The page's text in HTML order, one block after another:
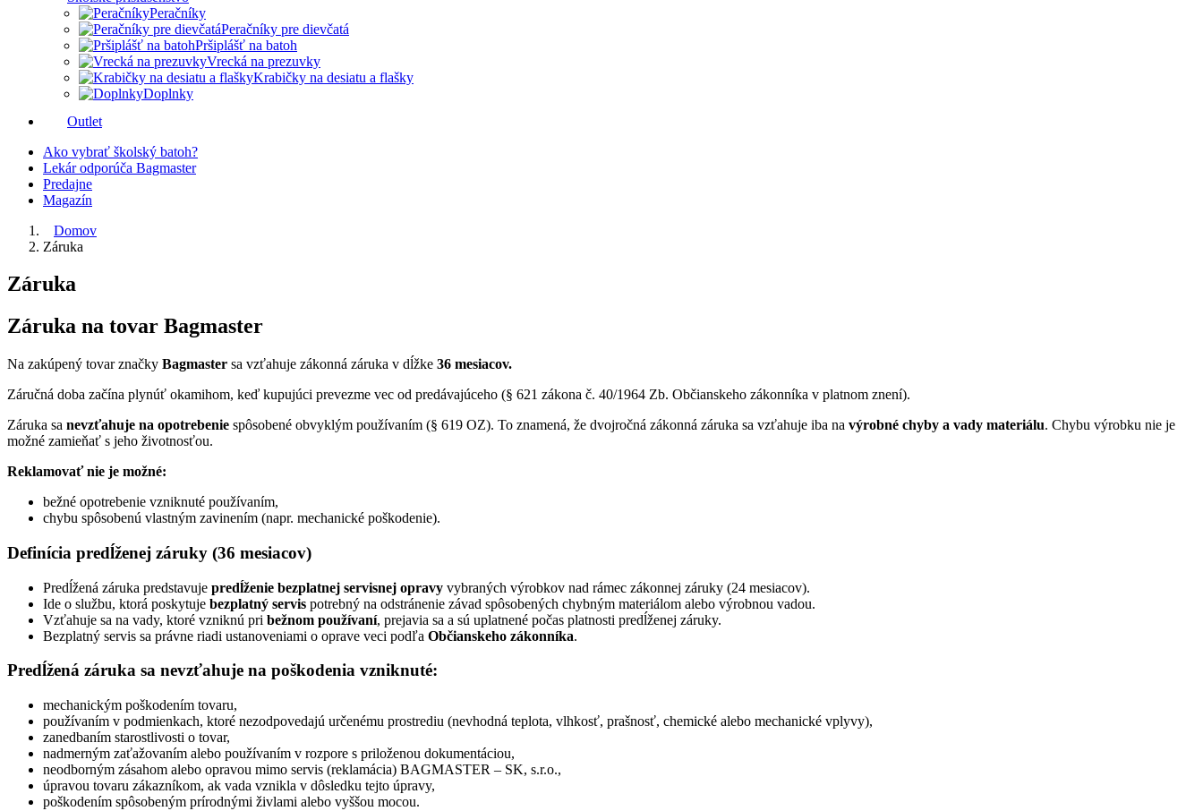
Peračníky
Peračníky pre dievčatá
Pršiplášť na batoh
Vrecká na prezuvky
Krabičky na desiatu a flašky
Doplnky
Outlet
Ako vybrať školský batoh?
Lekár odporúča Bagmaster
Predajne
Magazín
Domov
Záruka
Záruka
Záruka na tovar Bagmaster
Na zakúpený tovar značky Bagmaster sa vzťahuje zákonná záruka v dĺžke 36 mesiacov.
Záručná doba začína plynúť okamihom, keď kupujúci prevezme vec od predávajúceho (§ 621 zákona č. 40/1964 Zb. Občianskeho zákonníka v platnom znení).
Záruka sa nevzťahuje na opotrebenie spôsobené obvyklým používaním (§ 619 OZ). To znamená, že dvojročná zákonná záruka sa vzťahuje iba na výrobné chyby a vady materiálu. Chybu výrobku nie je
možné zamieňať s jeho životnosťou.
Reklamovať nie je možné:
bežné opotrebenie vzniknuté používaním,
chybu spôsobenú vlastným zavinením (napr. mechanické poškodenie).
Definícia predĺženej záruky (36 mesiacov)
Predĺžená záruka predstavuje predĺženie bezplatnej servisnej opravy vybraných výrobkov nad rámec zákonnej záruky (24 mesiacov).
Ide o službu, ktorá poskytuje bezplatný servis potrebný na odstránenie závad spôsobených chybným materiálom alebo výrobnou vadou.
Vzťahuje sa na vady, ktoré vzniknú pri bežnom používaní, prejavia sa a sú uplatnené počas platnosti predĺženej záruky.
Bezplatný servis sa právne riadi ustanoveniami o oprave veci podľa Občianskeho zákonníka.
Predĺžená záruka sa nevzťahuje na poškodenia vzniknuté:
mechanickým poškodením tovaru,
používaním v podmienkach, ktoré nezodpovedajú určenému prostrediu (nevhodná teplota, vlhkosť, prašnosť, chemické alebo mechanické vplyvy),
zanedbaním starostlivosti o tovar,
nadmerným zaťažovaním alebo používaním v rozpore s priloženou dokumentáciou,
neodborným zásahom alebo opravou mimo servis (reklamácia) BAGMASTER – SK, s.r.o.,
úpravou tovaru zákazníkom, ak vada vznikla v dôsledku tejto úpravy,
poškodením spôsobeným prírodnými živlami alebo vyššou mocou.